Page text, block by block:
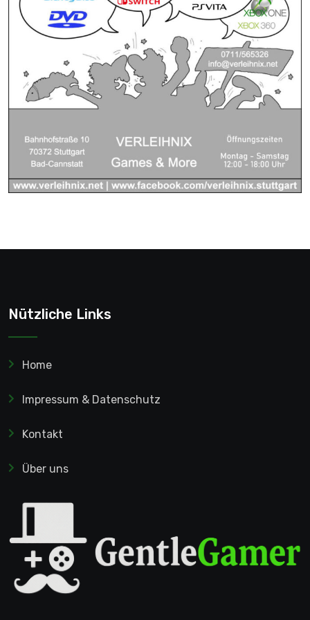
Nützliche Links
Home
Impressum & Datenschutz
Kontakt
Über uns